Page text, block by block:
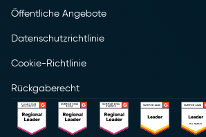
Öffentliche Angebote
Datenschutzrichtlinie
Cookie-Richtlinie
Rückgaberecht